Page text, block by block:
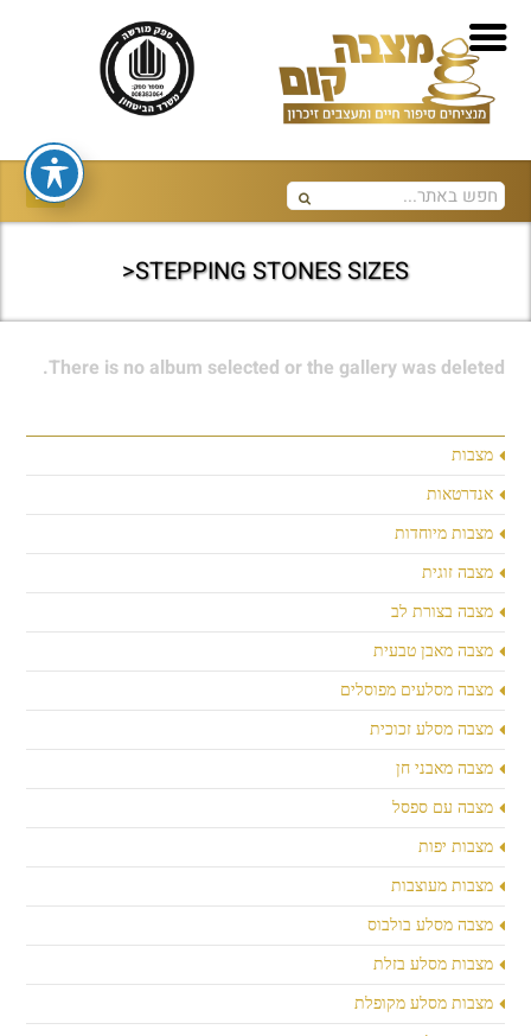
STEPPING STONES SIZES<
מצבות
אנדרטאות
מצבות מיוחדות
מצבה זוגית
מצבה בצורת לב
מצבה מאבן טבעית
מצבה מסלעים מפוסלים
מצבה מסלע זכוכית
מצבה מאבני חן
מצבה עם ספסל
מצבות יפות
מצבות מעוצבות
מצבה מסלע בולבוס
מצבות מסלע בזלת
מצבות מסלע מקופלת
There is no album selected or the gallery was deleted.